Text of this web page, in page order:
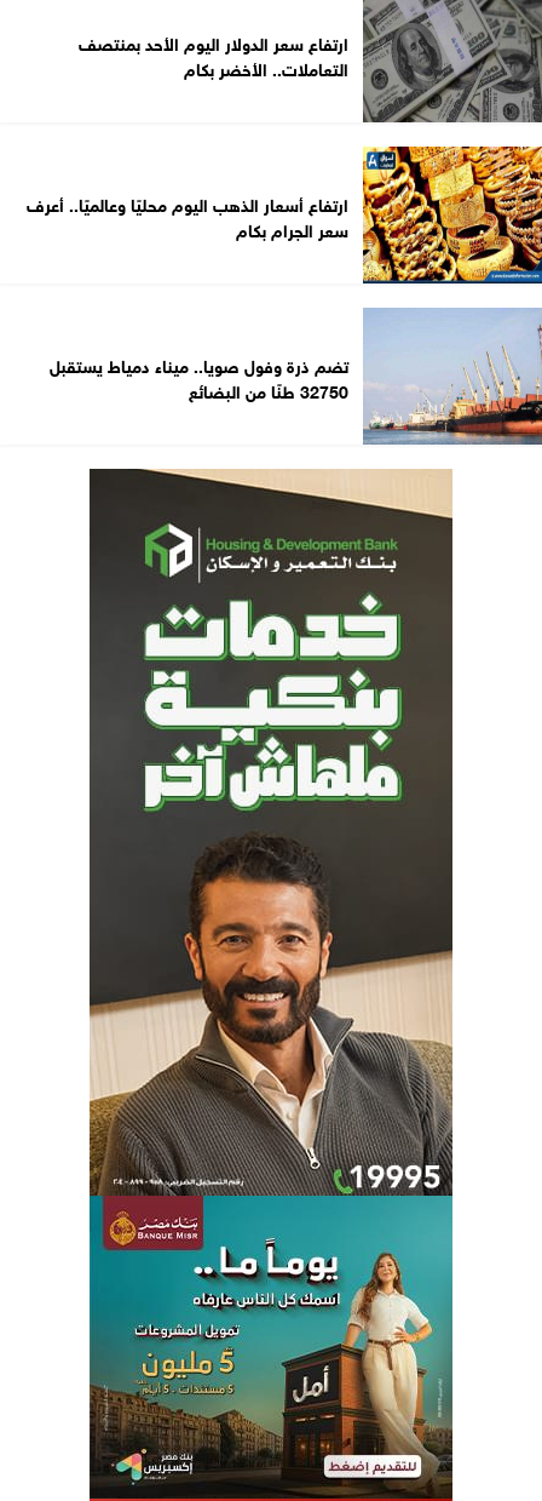
ارتفاع سعر الدولار اليوم الأحد بمنتصف
التعاملات.. الأخضر بكام
ارتفاع أسعار الذهب اليوم محليًا وعالميًا.. أعرف
سعر الجرام بكام
تضم ذرة وفول صويا.. ميناء دمياط يستقبل
32750 طنًا من البضائع